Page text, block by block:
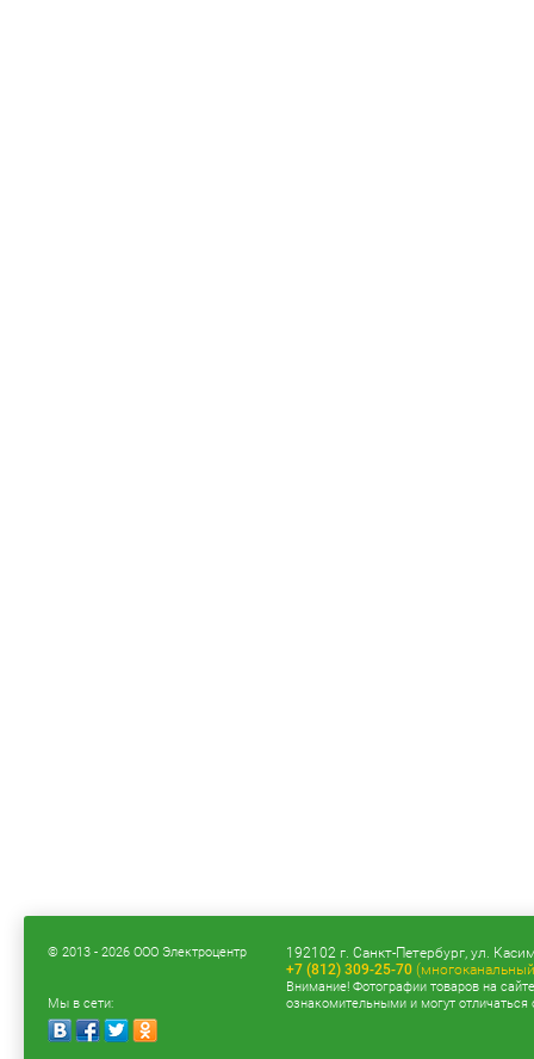
© 2013 - 2026 ООО Электроцентр
Мы в сети:
192102 г. Санкт-Петербург, ул.
+7 (812) 309-25-70
Внимание! Фотографии товаров на
ознакомительными и могут отличаться